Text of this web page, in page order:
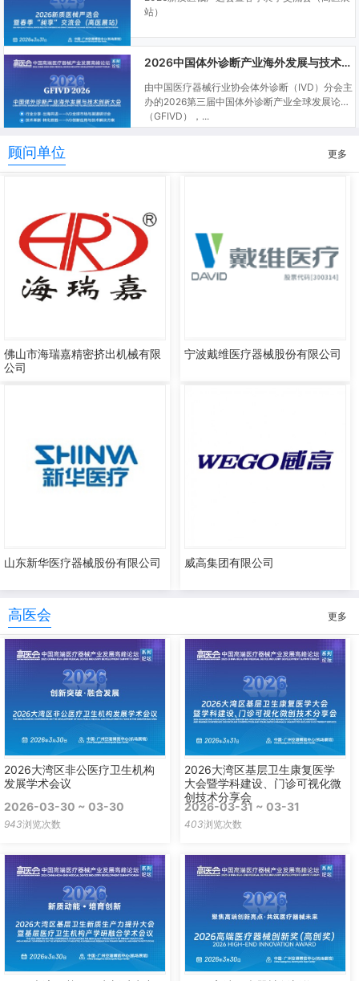
站）
2026中国体外诊断产业海外发展与技术创新大会
由中国医疗器械行业协会体外诊断（IVD）分会主
办的2026第三届中国体外诊断产业全球发展论坛
（GFIVD），...
顾问单位 更多
佛山市海瑞嘉精密挤出机械有限
公司
宁波戴维医疗器械股份有限公司
山东新华医疗器械股份有限公司 威高集团有限公司
高医会 更多
2026大湾区非公医疗卫生机构
发展学术会议
2026-03-30 ~ 03-30
943浏览次数
2026大湾区基层卫生康复医学
大会暨学科建设、门诊可视化微
创技术分享会
2026-03-31 ~ 03-31
403浏览次数